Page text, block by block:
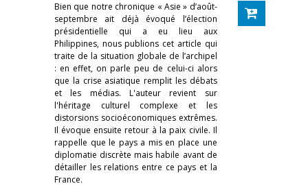
Bien que notre chronique « Asie » d’août-
septembre ait déjà évoqué l’élection
présidentielle qui a eu lieu aux
Philippines, nous publions cet article qui
traite de la situation globale de l’archipel
: en effet, on parle peu de celui-ci alors
que la crise asiatique remplit les débats
et les médias. L'auteur revient sur
l'héritage culturel complexe et les
distorsions socioéconomiques extrêmes.
Il évoque ensuite retour à la paix civile. Il
rappelle que le pays a mis en place une
diplomatie discrète mais habile avant de
détailler les relations entre ce pays et la
France.